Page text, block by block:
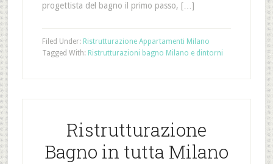
progettista del bagno il primo passo, […]
Filed Under: Ristrutturazione Appartamenti Milano
Tagged With: Ristrutturazioni bagno Milano e dintorni
Ristrutturazione
Bagno in tutta Milano